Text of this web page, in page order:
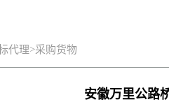
代理>采购货物
安徽万里公路